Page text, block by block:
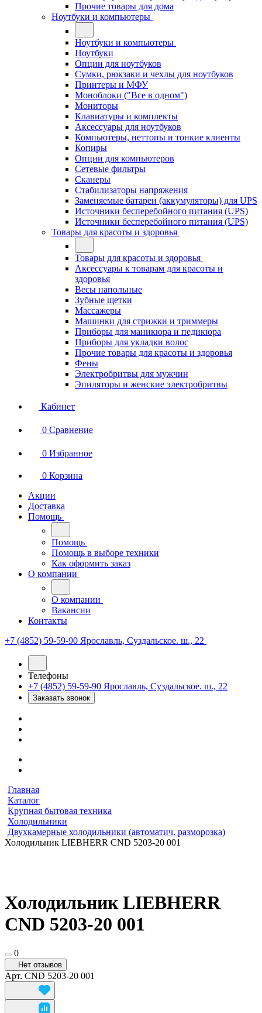
Прочие товары для дома
Ноутбуки и компьютеры
Ноутбуки и компьютеры
Ноутбуки
Опции для ноутбуков
Сумки, рюкзаки и чехлы для ноутбуков
Принтеры и МФУ
Моноблоки ("Все в одном")
Мониторы
Клавиатуры и комплекты
Аксессуары для ноутбуков
Компьютеры, неттопы и тонкие клиенты
Копиры
Опции для компьютеров
Сетевые фильтры
Сканеры
Стабилизаторы напряжения
Заменяемые батареи (аккумуляторы) для UPS
Источники бесперебойного питания (UPS)
Источники бесперебойного питания (UPS)
Товары для красоты и здоровья
Товары для красоты и здоровья
Аксессуары к товарам для красоты и
здоровья
Весы напольные
Зубные щетки
Массажеры
Машинки для стрижки и триммеры
Приборы для маникюра и педикюра
Приборы для укладки волос
Прочие товары для красоты и здоровья
Фены
Электробритвы для мужчин
Эпиляторы и женские электробритвы
Кабинет
0 Сравнение
0 Избранное
0 Корзина
Акции
Доставка
Помощь
Помощь
Помощь в выборе техники
Как оформить заказ
О компании
О компании
Вакансии
Контакты
+7 (4852) 59-59-90 Ярославль, Суздальское. ш., 22
Телефоны
+7 (4852) 59-59-90 Ярославль, Суздальское. ш., 22
Заказать звонок
Главная
Каталог
Крупная бытовая техника
Холодильники
Двухкамерные холодильники (автоматич. разморозка)
Холодильник LIEBHERR CND 5203-20 001
Холодильник LIEBHERR
CND 5203-20 001
0
Нет отзывов
Арт. CND 5203-20 001